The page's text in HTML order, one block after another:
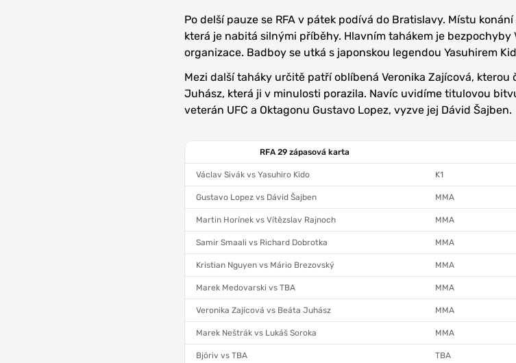
Po delší pauze se RFA v pátek podívá do Bratislavy. Místu
která je nabitá silnými příběhy. Hlavním tahákem je bezpochyby
organizace. Badboy se utká s japonskou legendou Yasuhirem
Mezi další taháky určitě patří oblíbená Veronika Zajícová, kterou
Juhász, která ji v minulosti porazila. Navíc uvidíme titulovou
veterán UFC a Oktagonu Gustavo Lopez, vyzve jej Dávid Šajben.
RFA 29 zápasová karta
Václav Sivák vs Yasuhiro Kido K1
Gustavo Lopez vs Dávid Šajben MMA
Martin Horínek vs Vítězslav Rajnoch MMA
Samir Smaali vs Richard Dobrotka MMA
Kristian Nguyen vs Mário Brezovský MMA
Marek Medovarski vs TBA MMA
Veronika Zajícová vs Beáta Juhász MMA
Marek Neštrák vs Lukáš Soroka MMA
Björiv vs TBA TBA